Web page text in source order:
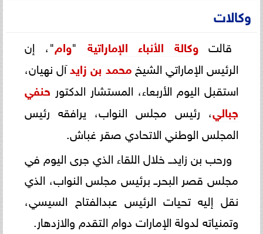
وكالات
قالتوكالة الأنباء الإماراتية "وام"، إن
الرئيس الإماراتي الشيخمحمد بن زايدآل نهيان،
استقبل اليوم الأربعاء، المستشار الدكتور حنفي
جبالي، رئيس مجلس النواب، يرافقه رئيس
المجلس الوطني الاتحادي صقر غباش.
ورحب بن زايدــ خلال اللقاء الذي جرى اليوم في
مجلس قصر البحرــ برئيس مجلس النواب، الذي
نقل إليه تحيات الرئيس عبدالفتاح السيسي،
وتمنياته لدولة الإمارات دوام التقدم والازدهار.